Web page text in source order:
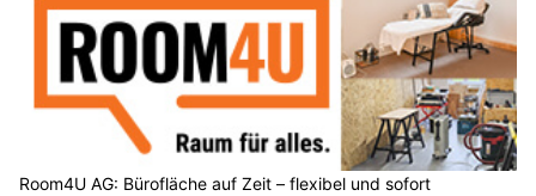
Room4U AG: Bürofläche auf Zeit – flexibel und sofort